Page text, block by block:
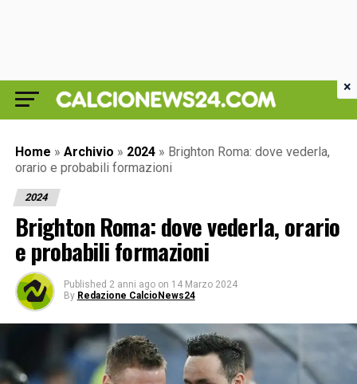
Home » Archivio » 2024 » Brighton Roma: dove vederla,
orario e probabili formazioni
2024
Brighton Roma: dove vederla, orario
e probabili formazioni
Published 2 anni ago on 14 Marzo 2024
By Redazione CalcioNews24
×